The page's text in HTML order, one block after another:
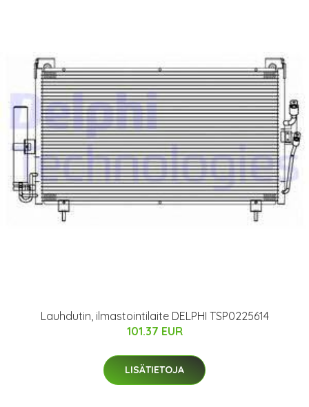
Lauhdutin, ilmastointilaite DELPHI TSP0225614
101.37 EUR
LISÄTIETOJA